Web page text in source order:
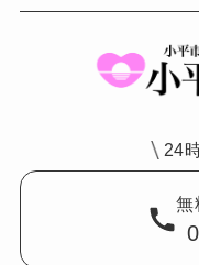
24
無